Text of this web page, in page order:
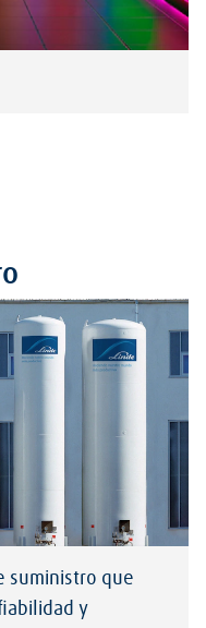
suministro que
y